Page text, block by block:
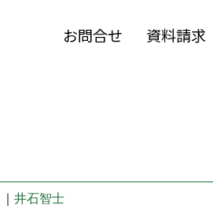
お問合せ 資料請求
井石智士